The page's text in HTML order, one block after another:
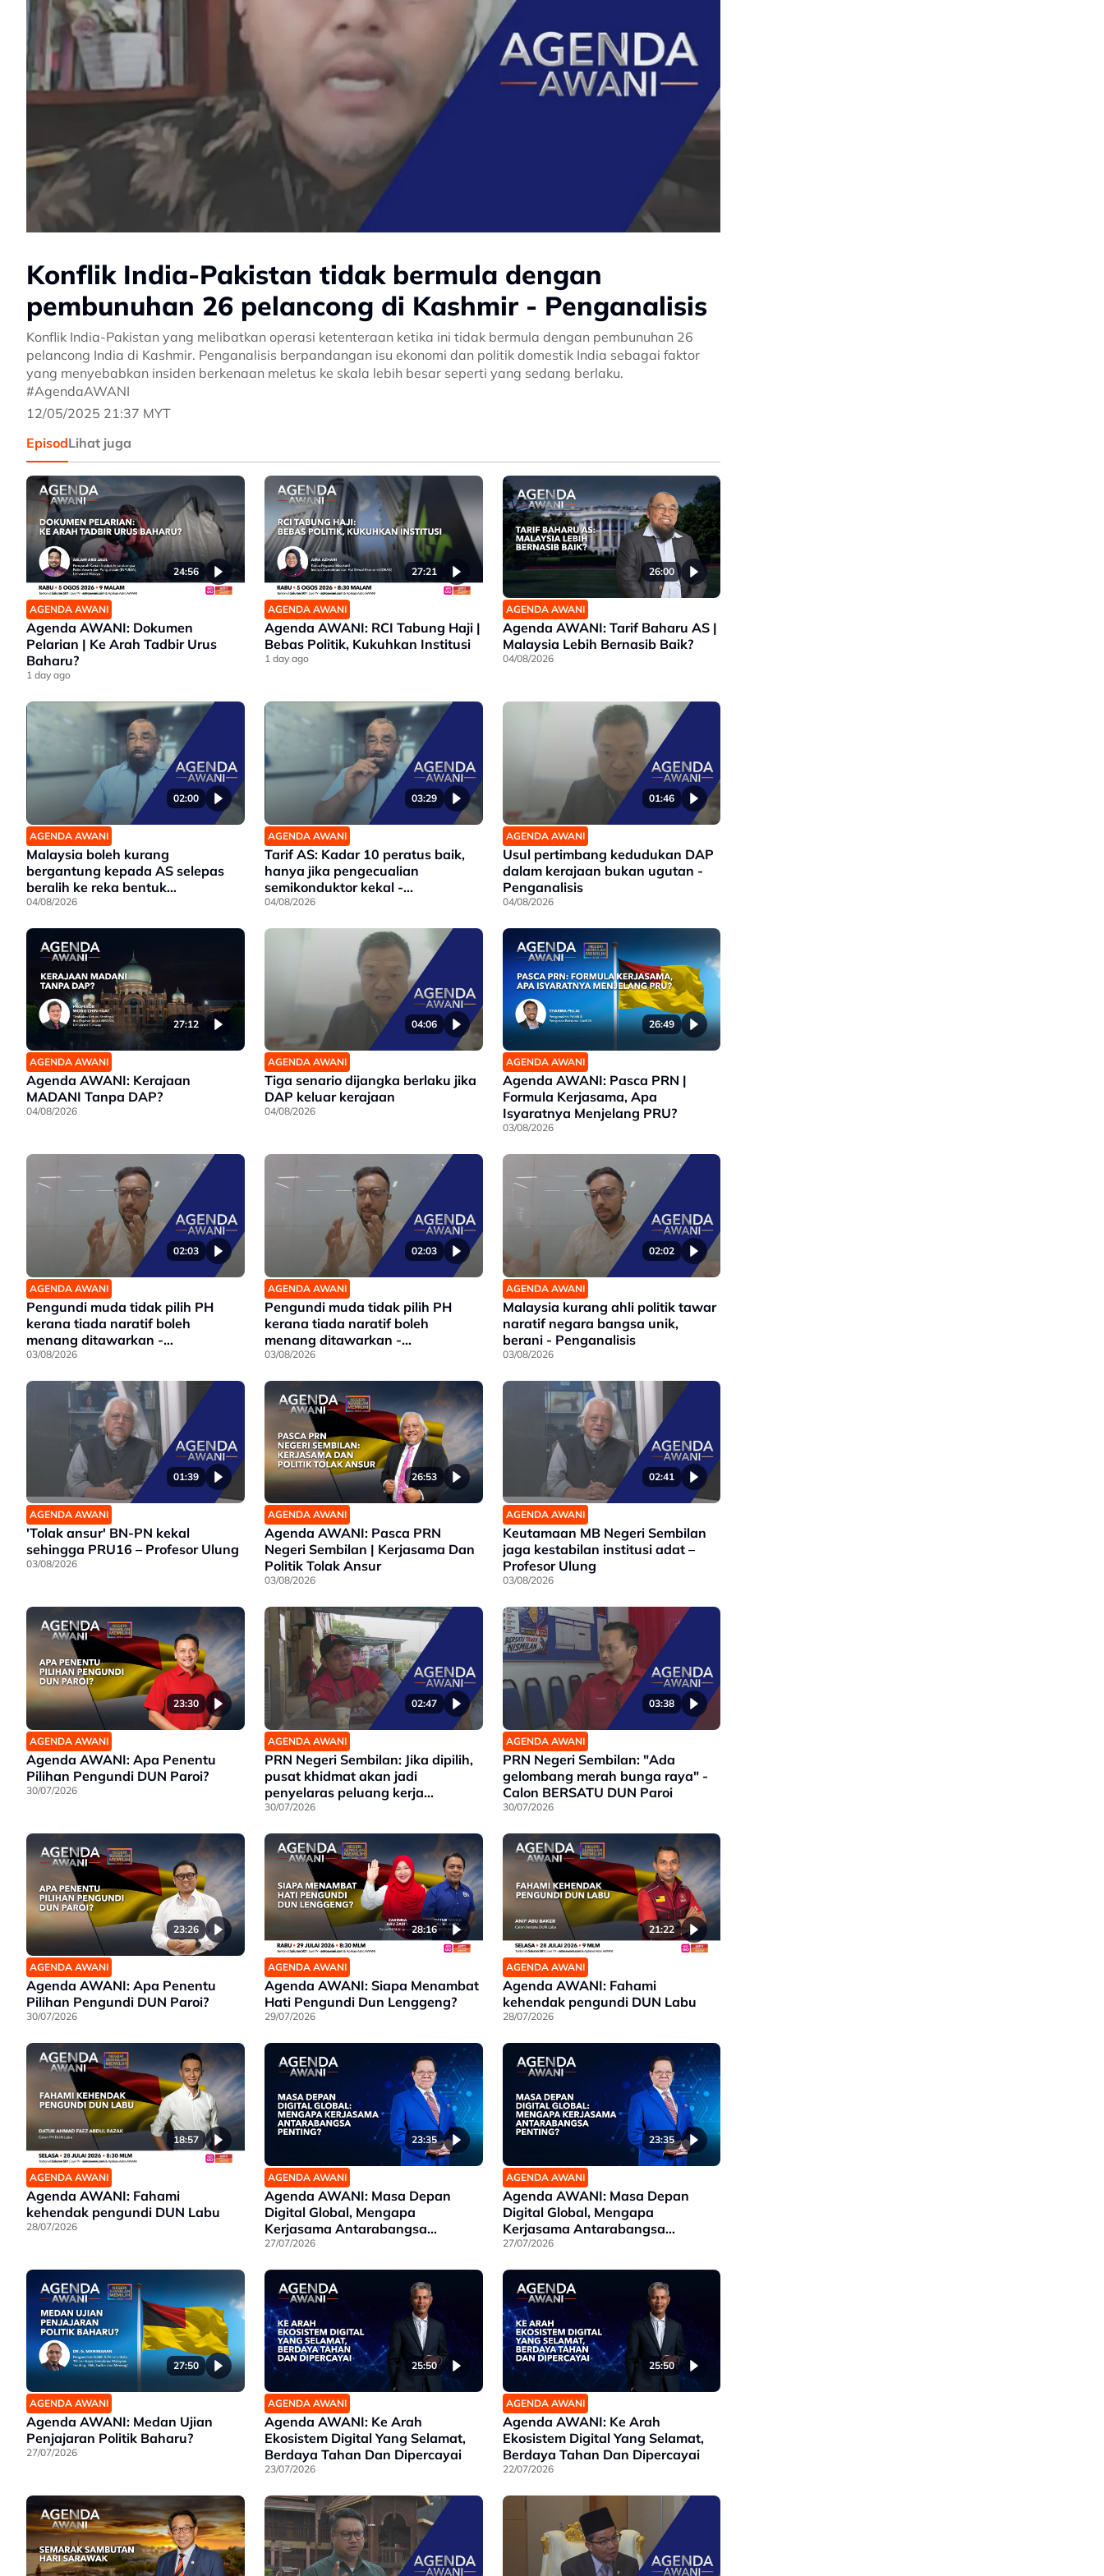
Konflik India-Pakistan tidak bermula dengan
pembunuhan 26 pelancong di Kashmir - Penganalisis
Konflik India-Pakistan yang melibatkan operasi ketenteraan ketika ini tidak bermula dengan pembunuhan 26
pelancong India di Kashmir. Penganalisis berpandangan isu ekonomi dan politik domestik India sebagai faktor
yang menyebabkan insiden berkenaan meletus ke skala lebih besar seperti yang sedang berlaku.
#AgendaAWANI
12/05/2025 21:37 MYT
EpisodLihat juga
24:56
AGENDA AWANI
Agenda AWANI: Dokumen
Pelarian | Ke Arah Tadbir Urus
Baharu?
1 day ago
27:21
AGENDA AWANI
Agenda AWANI: RCI Tabung Haji |
Bebas Politik, Kukuhkan Institusi
1 day ago
26:00
AGENDA AWANI
Agenda AWANI: Tarif Baharu AS |
Malaysia Lebih Bernasib Baik?
04/08/2026
02:00
AGENDA AWANI
Malaysia boleh kurang
bergantung kepada AS selepas
beralih ke reka bentuk
semikonduktor - Penganalisis
04/08/2026
03:29
AGENDA AWANI
Tarif AS: Kadar 10 peratus baik,
hanya jika pengecualian
semikonduktor kekal -
Penganalisis
04/08/2026
01:46
AGENDA AWANI
Usul pertimbang kedudukan DAP
dalam kerajaan bukan ugutan -
Penganalisis
04/08/2026
27:12
AGENDA AWANI
Agenda AWANI: Kerajaan
MADANI Tanpa DAP?
04/08/2026
04:06
AGENDA AWANI
Tiga senario dijangka berlaku jika
DAP keluar kerajaan
04/08/2026
26:49
AGENDA AWANI
Agenda AWANI: Pasca PRN |
Formula Kerjasama, Apa
Isyaratnya Menjelang PRU?
03/08/2026
02:03
AGENDA AWANI
Pengundi muda tidak pilih PH
kerana tiada naratif boleh
menang ditawarkan -
Penganalisis
03/08/2026
02:03
AGENDA AWANI
Pengundi muda tidak pilih PH
kerana tiada naratif boleh
menang ditawarkan -
Penganalisis
03/08/2026
02:02
AGENDA AWANI
Malaysia kurang ahli politik tawar
naratif negara bangsa unik,
berani - Penganalisis
03/08/2026
01:39
AGENDA AWANI
'Tolak ansur' BN-PN kekal
sehingga PRU16 – Profesor Ulung
03/08/2026
26:53
AGENDA AWANI
Agenda AWANI: Pasca PRN
Negeri Sembilan | Kerjasama Dan
Politik Tolak Ansur
03/08/2026
02:41
AGENDA AWANI
Keutamaan MB Negeri Sembilan
jaga kestabilan institusi adat –
Profesor Ulung
03/08/2026
23:30
AGENDA AWANI
Agenda AWANI: Apa Penentu
Pilihan Pengundi DUN Paroi?
30/07/2026
02:47
AGENDA AWANI
PRN Negeri Sembilan: Jika dipilih,
pusat khidmat akan jadi
penyelaras peluang kerja
penduduk – Calon PH DUN Paroi
30/07/2026
03:38
AGENDA AWANI
PRN Negeri Sembilan: "Ada
gelombang merah bunga raya" -
Calon BERSATU DUN Paroi
30/07/2026
23:26
AGENDA AWANI
Agenda AWANI: Apa Penentu
Pilihan Pengundi DUN Paroi?
30/07/2026
28:16
AGENDA AWANI
Agenda AWANI: Siapa Menambat
Hati Pengundi Dun Lenggeng?
29/07/2026
21:22
AGENDA AWANI
Agenda AWANI: Fahami
kehendak pengundi DUN Labu
28/07/2026
18:57
AGENDA AWANI
Agenda AWANI: Fahami
kehendak pengundi DUN Labu
28/07/2026
23:35
AGENDA AWANI
Agenda AWANI: Masa Depan
Digital Global, Mengapa
Kerjasama Antarabangsa
Penting?
27/07/2026
23:35
AGENDA AWANI
Agenda AWANI: Masa Depan
Digital Global, Mengapa
Kerjasama Antarabangsa
Penting?
27/07/2026
27:50
AGENDA AWANI
Agenda AWANI: Medan Ujian
Penjajaran Politik Baharu?
27/07/2026
25:50
AGENDA AWANI
Agenda AWANI: Ke Arah
Ekosistem Digital Yang Selamat,
Berdaya Tahan Dan Dipercayai
23/07/2026
25:50
AGENDA AWANI
Agenda AWANI: Ke Arah
Ekosistem Digital Yang Selamat,
Berdaya Tahan Dan Dipercayai
22/07/2026